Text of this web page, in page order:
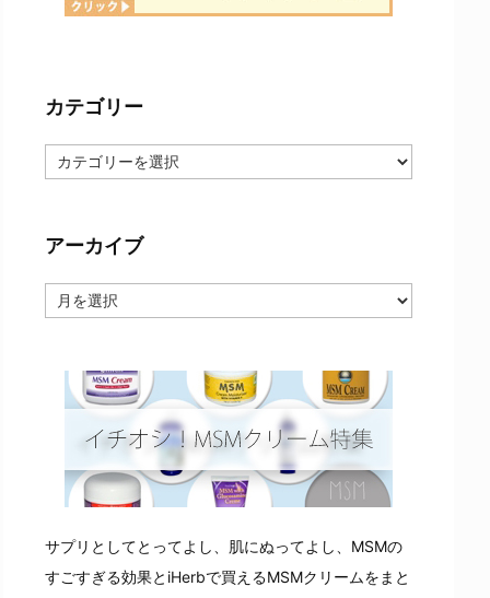
カテゴリー
テ
ー
アーカイブ
ー
サプリとしてとってよし、肌にぬってよし、MSMの
すごすぎる効果とiHerbで買えるMSMクリームをまと